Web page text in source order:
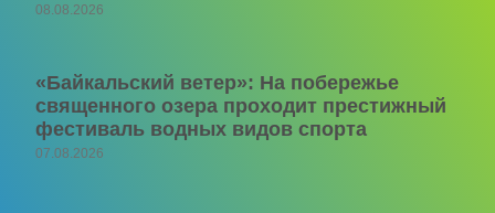
08.08.2026
«Байкальский ветер»: На побережье
священного озера проходит престижный
фестиваль водных видов спорта
07.08.2026